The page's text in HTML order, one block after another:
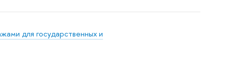
для государственных и